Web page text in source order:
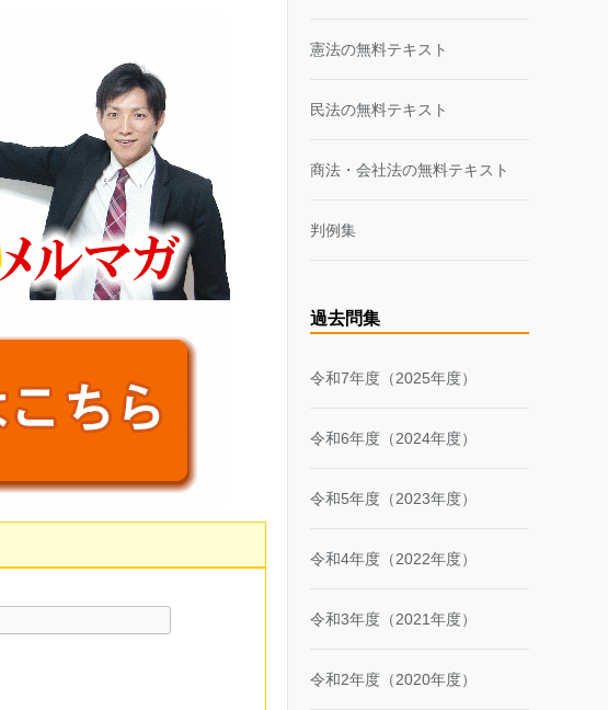
憲法の無料テキスト
民法の無料テキスト
商法・会社法の無料テキスト
判例集
過去問集
令和7年度（2025年度）
令和6年度（2024年度）
令和5年度（2023年度）
令和4年度（2022年度）
令和3年度（2021年度）
令和2年度（2020年度）